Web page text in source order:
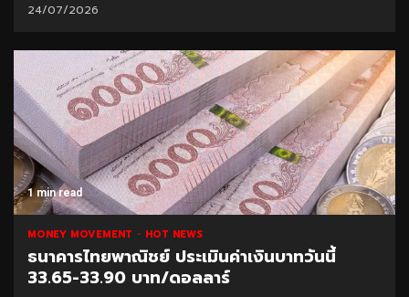
24/07/2026
1 min read
MONEY MOVEMENT HOT NEWS
ธนาคารไทยพาณิชย์ ประเมินค่าเงินบาทวันนี้
33.65-33.90 บาท/ดอลลาร์